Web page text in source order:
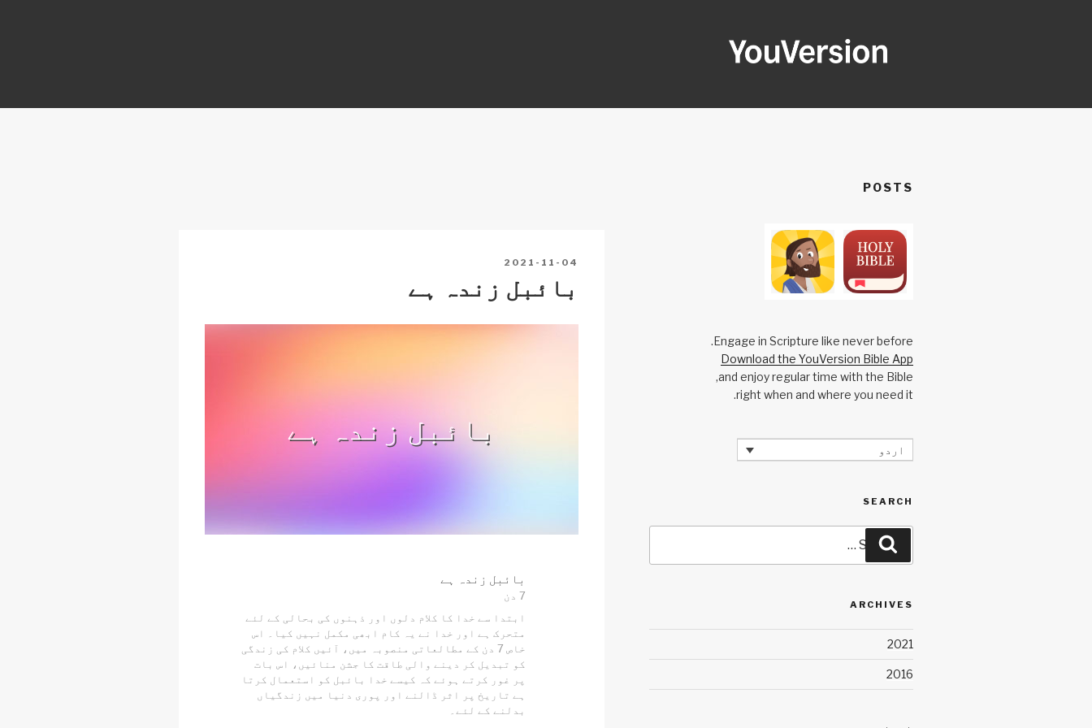
POSTS
POSTED
2021-11-04
بائبل زندہ ہے
بائبل زندہ ہے
بائبل زندہ ہے
7 دن
ابتدا سے خدا کا کلام دلوں اور ذہنوں کی بحالی کے لئے
متحرک ہے اور خدا نے یہ کام ابھی مکمل نہیں کیا۔ اس
خاص 7 دن کے مطالعاتی منصوبہ میں، آئیں کلام کی زندگی
کو تبدیل کر دینے والی طاقت کا جشن منائیں، اس بات
پر غور کرتے ہوئے کہ کیسے خدا بائبل کو استعمال کرتا
ہے تاریخ پر اثر ڈالنے اور پوری دنیا میں زندگیاں
بدلنے کے لئے۔
Engage in Scripture like never before.
Download the YouVersion Bible App
and enjoy regular time with the Bible,
right when and where you need it.
اردو
SEARCH
Search
for:
Search
ARCHIVES
2021
2016